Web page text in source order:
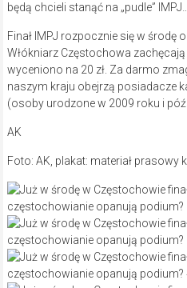
będą chcieli stanąć na „pudle” IMPJ…
Finał IMPJ rozpocznie się w środę
Włókniarz Częstochowa
wyceniono na 20 zł. Za darmo
naszym kraju obejrzą posiadacze
(osoby urodzone w 2009 roku i
AK
Foto: AK, plakat: materiał prasowy